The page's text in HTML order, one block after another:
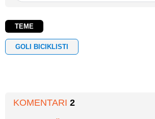
TEME
GOLI BICIKLISTI
KOMENTARI 2